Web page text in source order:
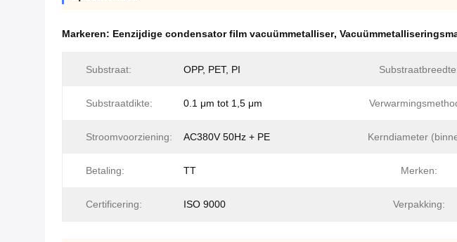
Markeren: Eenzijdige condensator film vacuümmetalliser,
Substraat: OPP, PET, PI
Substraatdikte: 0.1 μm tot 1,5 μm
Stroomvoorziening: AC380V 50Hz + PE Kerndiameter
Betaling: TT Merken:
Certificering: ISO 9000 Verpakking: